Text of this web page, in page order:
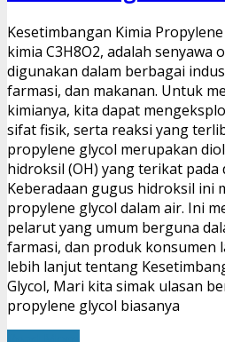
Kesetimbangan Kimia
kimia C3H8O2, adalah senyawa
digunakan dalam berbagai
farmasi, dan makanan. Untuk
kimianya, kita dapat
sifat fisik, serta reaksi yang
propylene glycol merupakan
hidroksil (OH) yang terikat pada
Keberadaan gugus hidroksil ini
propylene glycol dalam air. Ini
pelarut yang umum berguna
farmasi, dan produk konsumen
lebih lanjut tentang
Glycol, Mari kita simak ulasan
propylene glycol biasanya